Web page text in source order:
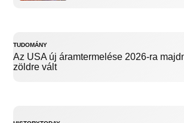
TUDOMÁNY
Az USA új áramtermelése 2026-ra
zöldre vált